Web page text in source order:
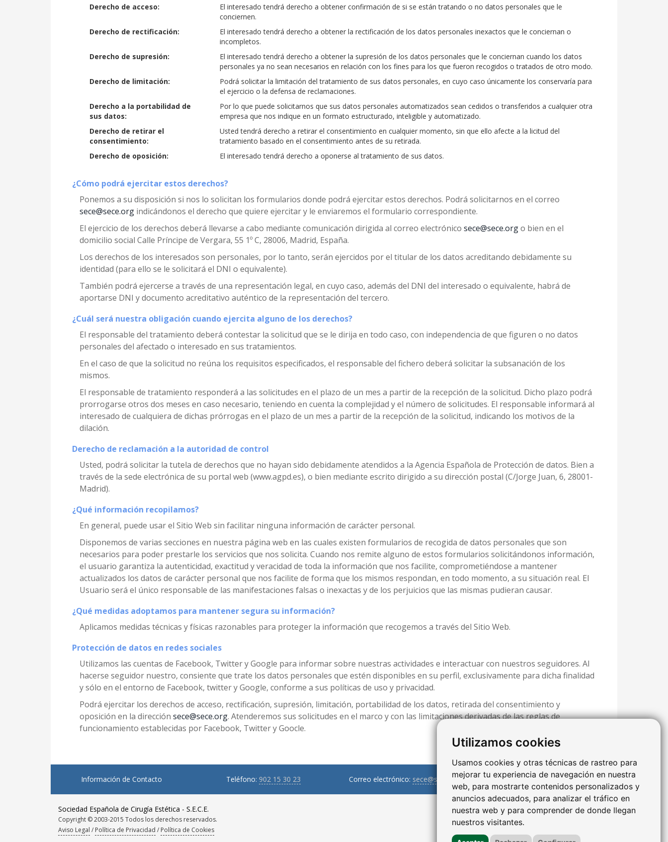
Utilizamos cookies
Usamos cookies y otras técnicas de rastreo para
mejorar tu experiencia de navegación en nuestra
web, para mostrarte contenidos personalizados y
anuncios adecuados, para analizar el tráfico en
nuestra web y para comprender de donde llegan
nuestros visitantes.
Derecho de acceso:
El interesado tendrá derecho a obtener confirmación de si se están tratando o no datos personales que le
conciernen.
Derecho de rectificación:
El interesado tendrá derecho a obtener la rectificación de los datos personales inexactos que le conciernan o
incompletos.
Derecho de supresión:
El interesado tendrá derecho a obtener la supresión de los datos personales que le conciernan cuando los datos
personales ya no sean necesarios en relación con los fines para los que fueron recogidos o tratados de otro modo.
Derecho de limitación:
Podrá solicitar la limitación del tratamiento de sus datos personales, en cuyo caso únicamente los conservaría para
el ejercicio o la defensa de reclamaciones.
Derecho a la portabilidad de
sus datos:
Por lo que puede solicitarnos que sus datos personales automatizados sean cedidos o transferidos a cualquier otra
empresa que nos indique en un formato estructurado, inteligible y automatizado.
Derecho de retirar el
consentimiento:
Usted tendrá derecho a retirar el consentimiento en cualquier momento, sin que ello afecte a la licitud del
tratamiento basado en el consentimiento antes de su retirada.
Derecho de oposición:
El interesado tendrá derecho a oponerse al tratamiento de sus datos.
¿Cómo podrá ejercitar estos derechos?
Ponemos a su disposición si nos lo solicitan los formularios donde podrá ejercitar estos derechos. Podrá solicitarnos en el correo
sece@sece.org indicándonos el derecho que quiere ejercitar y le enviaremos el formulario correspondiente.
El ejercicio de los derechos deberá llevarse a cabo mediante comunicación dirigida al correo electrónico sece@sece.orgo bien en el
domicilio social Calle Príncipe de Vergara, 55 1º C, 28006, Madrid, España.
Los derechos de los interesados son personales, por lo tanto, serán ejercidos por el titular de los datos acreditando debidamente su
identidad (para ello se le solicitará el DNI o equivalente).
También podrá ejercerse a través de una representación legal, en cuyo caso, además del DNI del interesado o equivalente, habrá de
aportarse DNI y documento acreditativo auténtico de la representación del tercero.
¿Cuál será nuestra obligación cuando ejercita alguno de los derechos?
El responsable del tratamiento deberá contestar la solicitud que se le dirija en todo caso, con independencia de que figuren o no datos
personales del afectado o interesado en sus tratamientos.
En el caso de que la solicitud no reúna los requisitos especificados, el responsable del fichero deberá solicitar la subsanación de los
mismos.
El responsable de tratamiento responderá a las solicitudes en el plazo de un mes a partir de la recepción de la solicitud. Dicho plazo podrá
prorrogarse otros dos meses en caso necesario, teniendo en cuenta la complejidad y el número de solicitudes. El responsable informará al
interesado de cualquiera de dichas prórrogas en el plazo de un mes a partir de la recepción de la solicitud, indicando los motivos de la
dilación.
Derecho de reclamación a la autoridad de control
Usted, podrá solicitar la tutela de derechos que no hayan sido debidamente atendidos a la Agencia Española de Protección de datos. Bien a
través de la sede electrónica de su portal web (www.agpd.es), o bien mediante escrito dirigido a su dirección postal (C/Jorge Juan, 6, 28001-
Madrid).
¿Qué información recopilamos?
En general, puede usar el Sitio Web sin facilitar ninguna información de carácter personal.
Disponemos de varias secciones en nuestra página web en las cuales existen formularios de recogida de datos personales que son
necesarios para poder prestarle los servicios que nos solicita. Cuando nos remite alguno de estos formularios solicitándonos información,
el usuario garantiza la autenticidad, exactitud y veracidad de toda la información que nos facilite, comprometiéndose a mantener
actualizados los datos de carácter personal que nos facilite de forma que los mismos respondan, en todo momento, a su situación real. El
Usuario será el único responsable de las manifestaciones falsas o inexactas y de los perjuicios que las mismas pudieran causar.
¿Qué medidas adoptamos para mantener segura su información?
Aplicamos medidas técnicas y físicas razonables para proteger la información que recogemos a través del Sitio Web.
Protección de datos en redes sociales
Utilizamos las cuentas de Facebook, Twitter y Google para informar sobre nuestras actividades e interactuar con nuestros seguidores. Al
hacerse seguidor nuestro, consiente que trate los datos personales que estén disponibles en su perfil, exclusivamente para dicha finalidad
y sólo en el entorno de Facebook, twitter y Google, conforme a sus políticas de uso y privacidad.
Podrá ejercitar los derechos de acceso, rectificación, supresión, limitación, portabilidad de los datos, retirada del consentimiento y
oposición en la dirección sece@sece.org. Atenderemos sus solicitudes en el marco y con las limitaciones derivadas de las reglas de
funcionamiento establecidas por Facebook, Twitter y Goocle.
Información de Contacto Teléfono: 902 15 30 23 Correo electrónico: sece@sece.org Príncipe de Vergara, 55, 28006, Madrid
Sociedad Española de Cirugía Estética - S.E.C.E.
Copyright © 2003-2015 Todos los derechos reservados.
Aviso Legal / Política de Privacidad / Política de Cookies